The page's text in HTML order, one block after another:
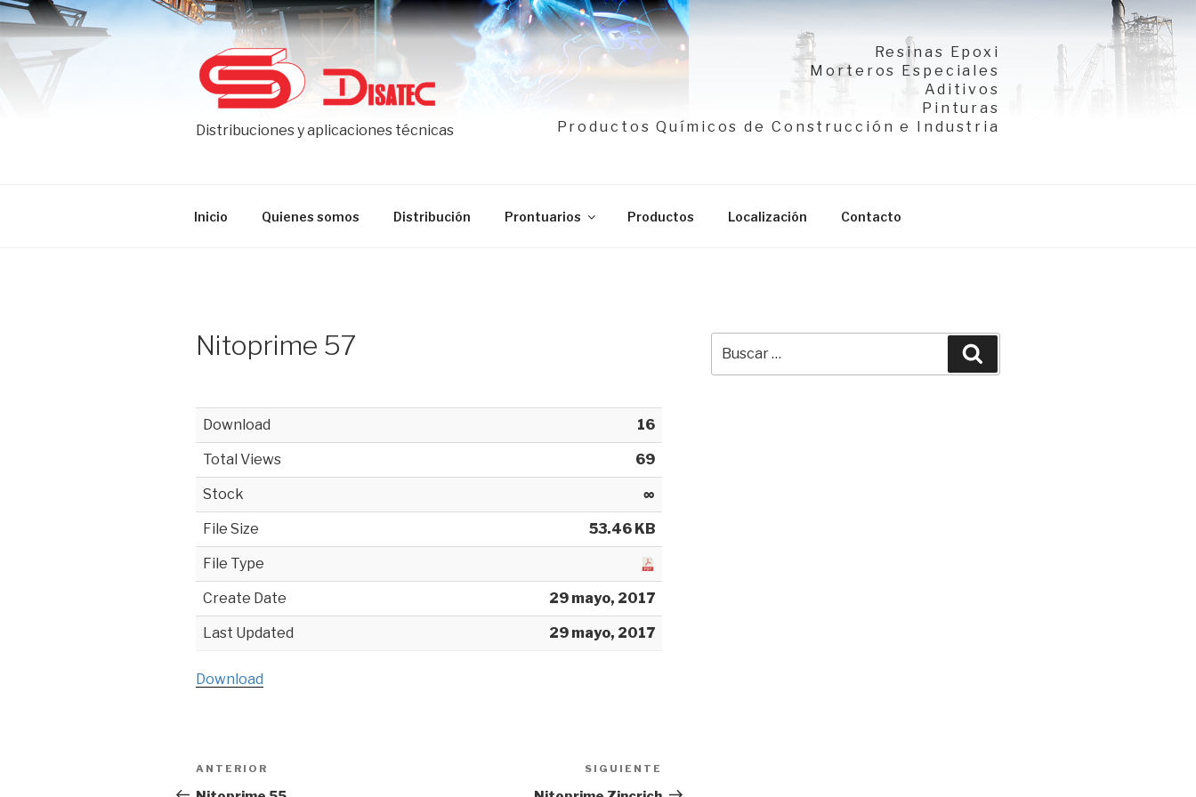
Ir
al
contenido
Resinas Epoxi
Morteros Especiales
Aditivos
Pinturas
Productos Químicos de Construcción e Industria
Distribuciones y aplicaciones técnicas
Inicio Quienes somos Distribución Prontuarios Productos Localización Contacto
Nitoprime 57
Download 16
Total Views 69
Stock ∞
File Size 53.46 KB
File Type
Create Date 29 mayo, 2017
Last Updated 29 mayo, 2017
Download
Navegación
Entrada
anterior:
ANTERIOR
entrada
SIGUIENTE
por: